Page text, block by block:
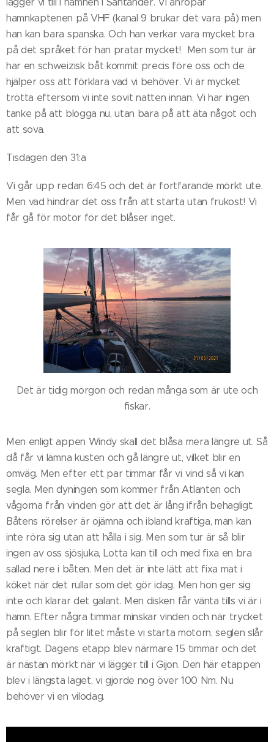
hamnkaptenen på VHF (kanal 9 brukar det vara på) men
han kan bara spanska. Och han verkar vara mycket bra
på det språket för han pratar mycket! Men som tur är
har en schweizisk båt kommit precis före oss och de
hjälper oss att förklara vad vi behöver. Vi är mycket
trötta eftersom vi inte sovit natten innan. Vi har ingen
tanke på att blogga nu, utan bara på att äta något och
att sova.
Tisdagen den 31:a
Vi går upp redan 6:45 och det är fortfarande mörkt ute.
Men vad hindrar det oss från att starta utan frukost! Vi
får gå för motor för det blåser inget.
Det är tidig morgon och redan många som är ute och
fiskar.
Men enligt appen Windy skall det blåsa mera längre ut. Så
då får vi lämna kusten och gå längre ut, vilket blir en
omväg. Men efter ett par timmar får vi vind så vi kan
segla. Men dyningen som kommer från Atlanten och
vågorna från vinden gör att det är lång ifrån behagligt.
Båtens rörelser är ojämna och ibland kraftiga, man kan
inte röra sig utan att hålla i sig. Men som tur är så blir
ingen av oss sjösjuka, Lotta kan till och med fixa en bra
sallad nere i båten. Men det är inte lätt att fixa mat i
köket när det rullar som det gör idag. Men hon ger sig
inte och klarar det galant. Men disken får vänta tills vi är i
hamn. Efter några timmar minskar vinden och när trycket
på seglen blir för litet måste vi starta motorn, seglen slår
kraftigt. Dagens etapp blev närmare 15 timmar och det
är nästan mörkt när vi lägger till i Gijon. Den här etappen
blev i längsta laget, vi gjorde nog över 100 Nm. Nu
behöver vi en vilodag.